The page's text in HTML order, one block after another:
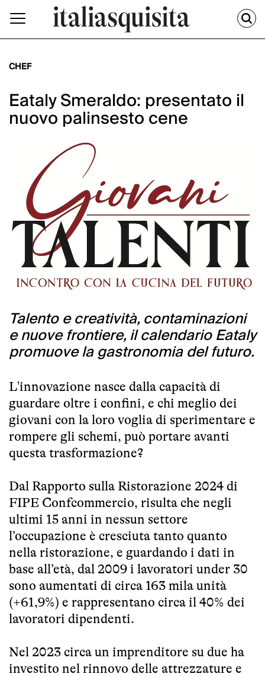
CHEF
Eataly Smeraldo: presentato il
nuovo palinsesto cene
Talento e creatività, contaminazioni
e nuove frontiere, il calendario Eataly
promuove la gastronomia del futuro.
L'innovazione nasce dalla capacità di
guardare oltre i confini, e chi meglio dei
giovani con la loro voglia di sperimentare e
rompere gli schemi, può portare avanti
questa trasformazione?
Dal Rapporto sulla Ristorazione 2024 di
FIPE Confcommercio, risulta che negli
ultimi 15 anni in nessun settore
l’occupazione è cresciuta tanto quanto
nella ristorazione, e guardando i dati in
base all’età, dal 2009 i lavoratori under 30
sono aumentati di circa 163 mila unità
(+61,9%) e rappresentano circa il 40% dei
lavoratori dipendenti.
Nel 2023 circa un imprenditore su due ha
investito nel rinnovo delle attrezzature e